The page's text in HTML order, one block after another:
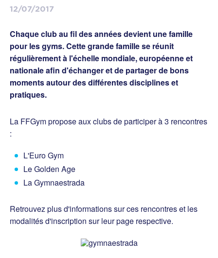
12/07/2017
Chaque club au fil des années devient une famille
pour les gyms. Cette grande famille se réunit
régulièrement à l'échelle mondiale, européenne et
nationale afin d'échanger et de partager de bons
moments autour des différentes disciplines et
pratiques.
La FFGym propose aux clubs de participer à 3 rencontres
:
L'Euro Gym
Le Golden Age
La Gymnaestrada
Retrouvez plus d'informations sur ces rencontres et les
modalités d'inscription sur leur page respective.